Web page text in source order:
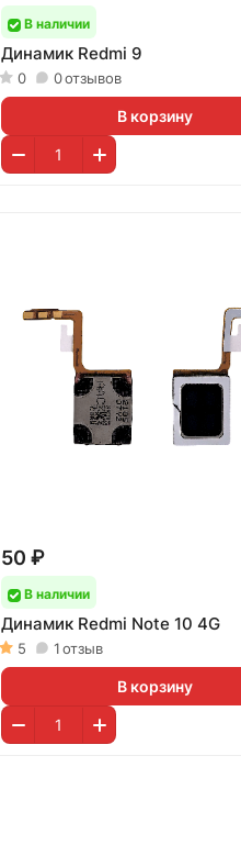
В наличии
Динамик Redmi 9
0 0отзывов
В корзину
50 ₽
В наличии
Динамик Redmi Note 10 4G
5 1отзыв
В корзину